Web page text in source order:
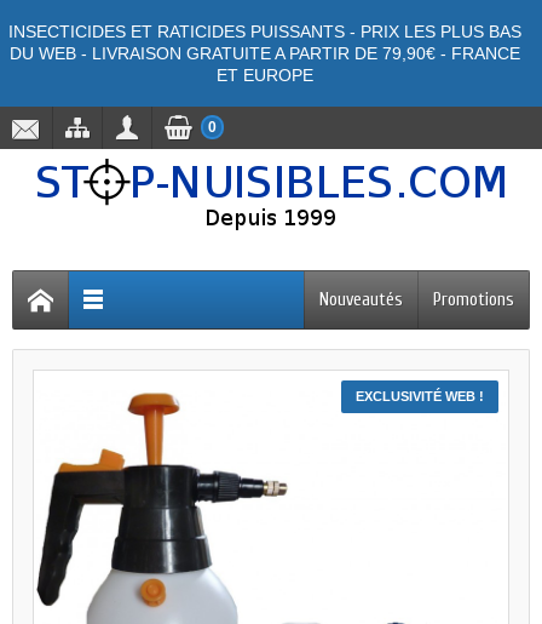
INSECTICIDES ET RATICIDES PUISSANTS - PRIX LES PLUS BAS
DU WEB - LIVRAISON GRATUITE A PARTIR DE 79,90€ - FRANCE
ET EUROPE
0
Promotions
Nouveautés
EXCLUSIVITÉ WEB !